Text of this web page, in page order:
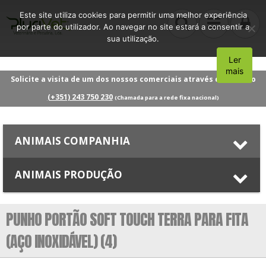
Solicite a visita de um dos nossos comerciais através do número
(+351) 243 750 230 (Chamada para a rede fixa nacional)
ANIMAIS COMPANHIA
ANIMAIS PRODUÇÃO
PUNHO PORTÃO SOFT TOUCH TERRA PARA FITA
(AÇO INOXIDÁVEL) (4)
Este site utiliza cookies para permitir uma melhor experiência
por parte do utilizador. Ao navegar no site estará a consentir a
sua utilização.
Aceito
Ler
mais